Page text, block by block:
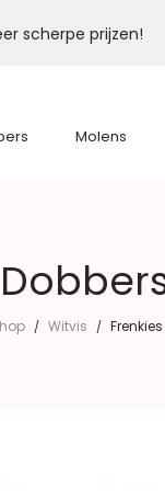
scherpe prijzen!
Molens
/ Witvis /